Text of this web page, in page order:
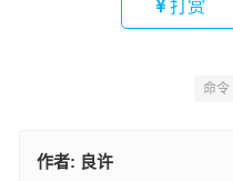
打赏
命令
作者: 良许